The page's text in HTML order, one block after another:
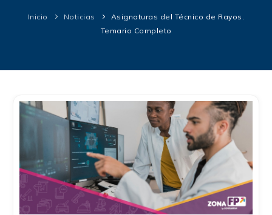
Inicio Noticias
Asignaturas del Técnico de Rayos.
Temario Completo